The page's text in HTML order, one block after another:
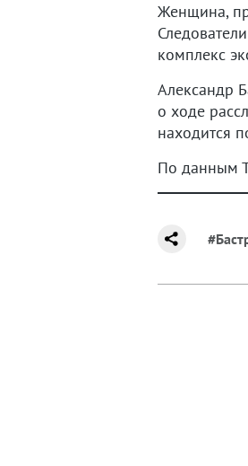
Женщина,
комплекс
Александр
о ходе
находится
По данным